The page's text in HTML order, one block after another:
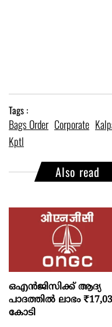
Tags :
Bags Order Corporate
Kptl
Also read
ഒഎന്‍ജിസിക്ക് ആദ്യ
പാദത്തില്‍ ലാഭം
കോടി